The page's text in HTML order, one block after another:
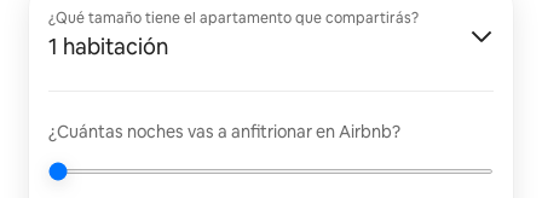
¿Qué tamaño tiene el apartamento que compartirás?
1 habitación
¿Cuántas noches vas a anfitrionar en Airbnb?